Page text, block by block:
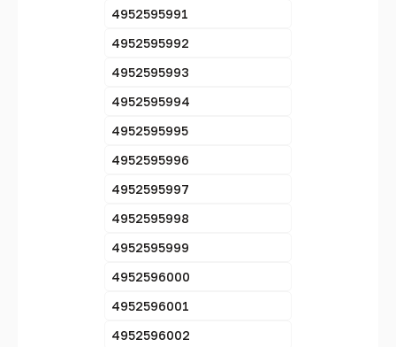
4952595991
4952595992
4952595993
4952595994
4952595995
4952595996
4952595997
4952595998
4952595999
4952596000
4952596001
4952596002